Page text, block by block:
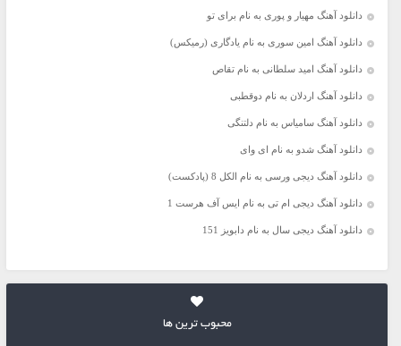
دانلود آهنگ مهیار و پوری به نام برای تو
دانلود آهنگ امین سوری به نام یادگاری (رمیکس)
دانلود آهنگ امید سلطانی به نام تقاص
دانلود آهنگ اردلان به نام دوقطبی
دانلود آهنگ سامیاس به نام دلتنگی
دانلود آهنگ شدو به نام ای وای
دانلود آهنگ دیجی ورسی به نام الکل 8 (پادکست)
دانلود آهنگ دیجی ام تی به نام ایس آف هرست 1
دانلود آهنگ دیجی سال به نام دابویز 151
محبوب ترین ها